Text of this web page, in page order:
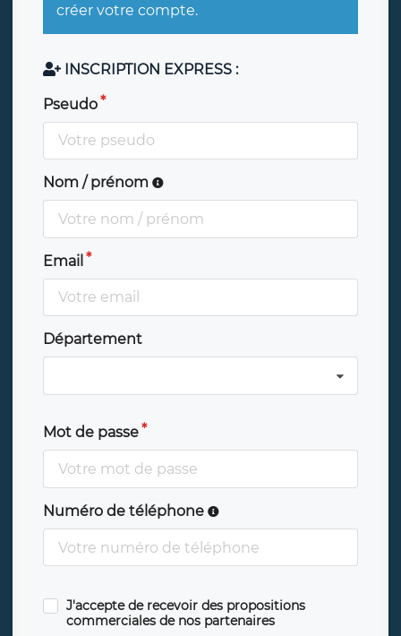
créer votre compte.
INSCRIPTION EXPRESS :
Pseudo
Nom / prénom
Email
Département
Mot de passe
Numéro de téléphone
J'accepte de recevoir des propositions
commerciales de nos partenaires